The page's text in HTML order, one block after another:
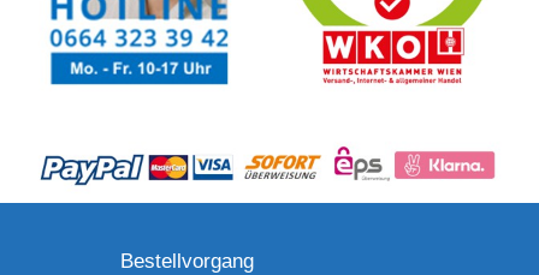
Bestellvorgang